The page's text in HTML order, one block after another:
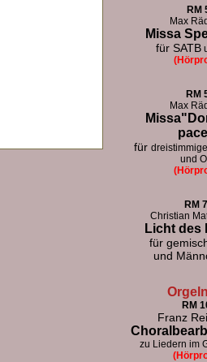
RM
Max
Missa
für SATB
RM
Max
für
und
RM
Christian
Licht des
für
und
RM
Franz
zu Liedern im